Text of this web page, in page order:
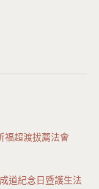
超渡拔薦法會
道紀念日暨護生法